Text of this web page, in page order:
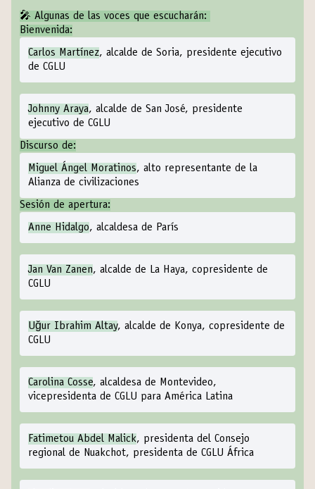
🎤 Algunas de las voces que escucharán:
Bienvenida:
Carlos Martínez, alcalde de Soria, presidente ejecutivo
de CGLU
Johnny Araya, alcalde de San José, presidente
ejecutivo de CGLU
Discurso de:
Miguel Ángel Moratinos, alto representante de la
Alianza de civilizaciones
Sesión de apertura:
Anne Hidalgo, alcaldesa de París
Jan Van Zanen, alcalde de La Haya, copresidente de
CGLU
Uğur Ibrahim Altay, alcalde de Konya, copresidente de
CGLU
Carolina Cosse, alcaldesa de Montevideo,
vicepresidenta de CGLU para América Latina
Fatimetou Abdel Malick, presidenta del Consejo
regional de Nuakchot, presidenta de CGLU África